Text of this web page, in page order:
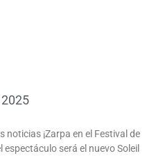
noticias ¡Zarpa en el Festival de
será el nuevo Soleil